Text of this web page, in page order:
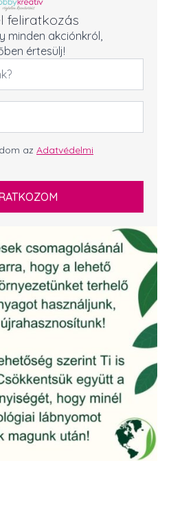
feliratkozás
minden akciónkról,
értesülj!
az Adatvédelmi